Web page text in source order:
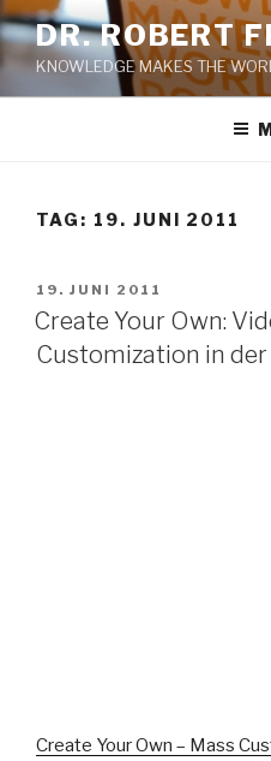
Zum
Inhalt
springen
DR. ROBERT
KNOWLEDGE MAKES THE
TAG: 19. JUNI 2011
VERÖFFENTLICHT
AM
19. JUNI 2011
Create Your Own:
Customization in
Create Your Own – Mass